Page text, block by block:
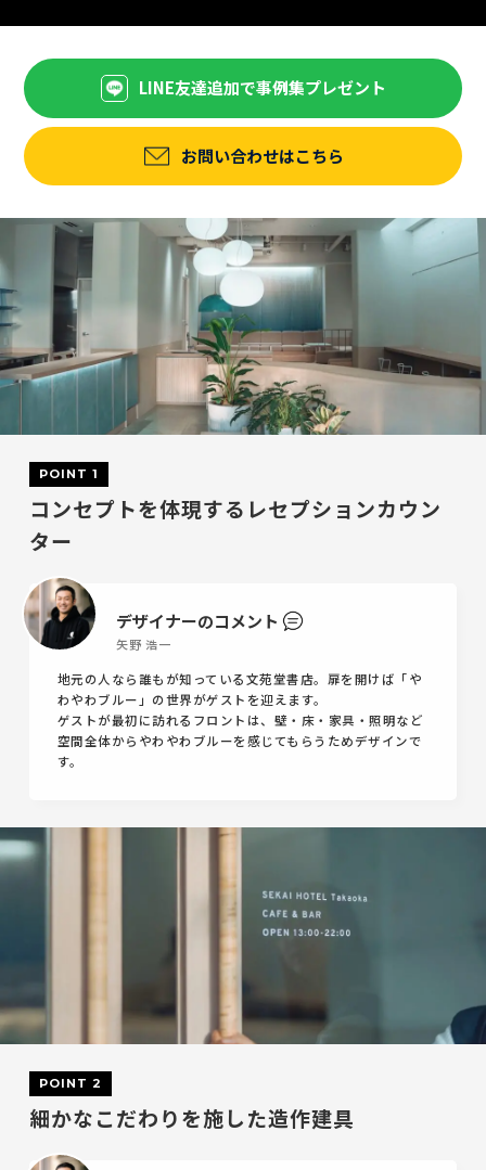
LINE友達追加で事例集プレゼント
お問い合わせはこちら
POINT 1
コンセプトを体現するレセプションカウン
ター
デザイナーのコメント
矢野 浩一
地元の人なら誰もが知っている文苑堂書店。扉を開けば「や
わやわブルー」の世界がゲストを迎えます。
ゲストが最初に訪れるフロントは、壁・床・家具・照明など
空間全体からやわやわブルーを感じてもらうためデザインで
す。
POINT 2
細かなこだわりを施した造作建具